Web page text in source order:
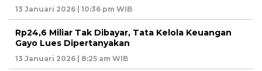
13 Januari 2026 | 10:36 pm WIB
Rp24,6 Miliar Tak Dibayar, Tata Kelola Keuangan
Gayo Lues Dipertanyakan
13 Januari 2026 | 8:25 am WIB